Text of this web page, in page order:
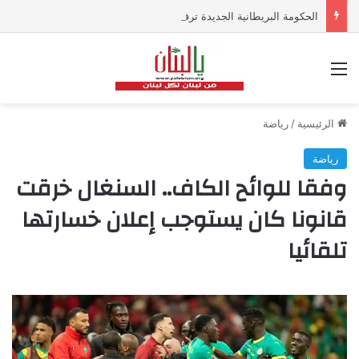
الرئيسية / رياضة
رياضة
وفقا للوائح الكاف.. السنغال خرقت
قانونا كان يستوجب إعلان خسارتها
تلقائيا